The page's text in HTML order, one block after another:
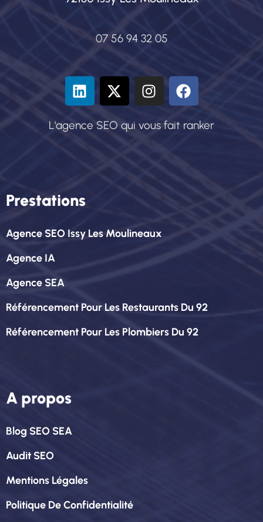
07 56 94 32 05
L'agence SEO qui vous fait ranker
Prestations
Agence SEO Issy Les Moulineaux
Agence IA
Agence SEA
Référencement Pour Les Restaurants Du 92
Référencement Pour Les Plombiers Du 92
A propos
Blog SEO SEA
Audit SEO
Mentions Légales
Politique De Confidentialité